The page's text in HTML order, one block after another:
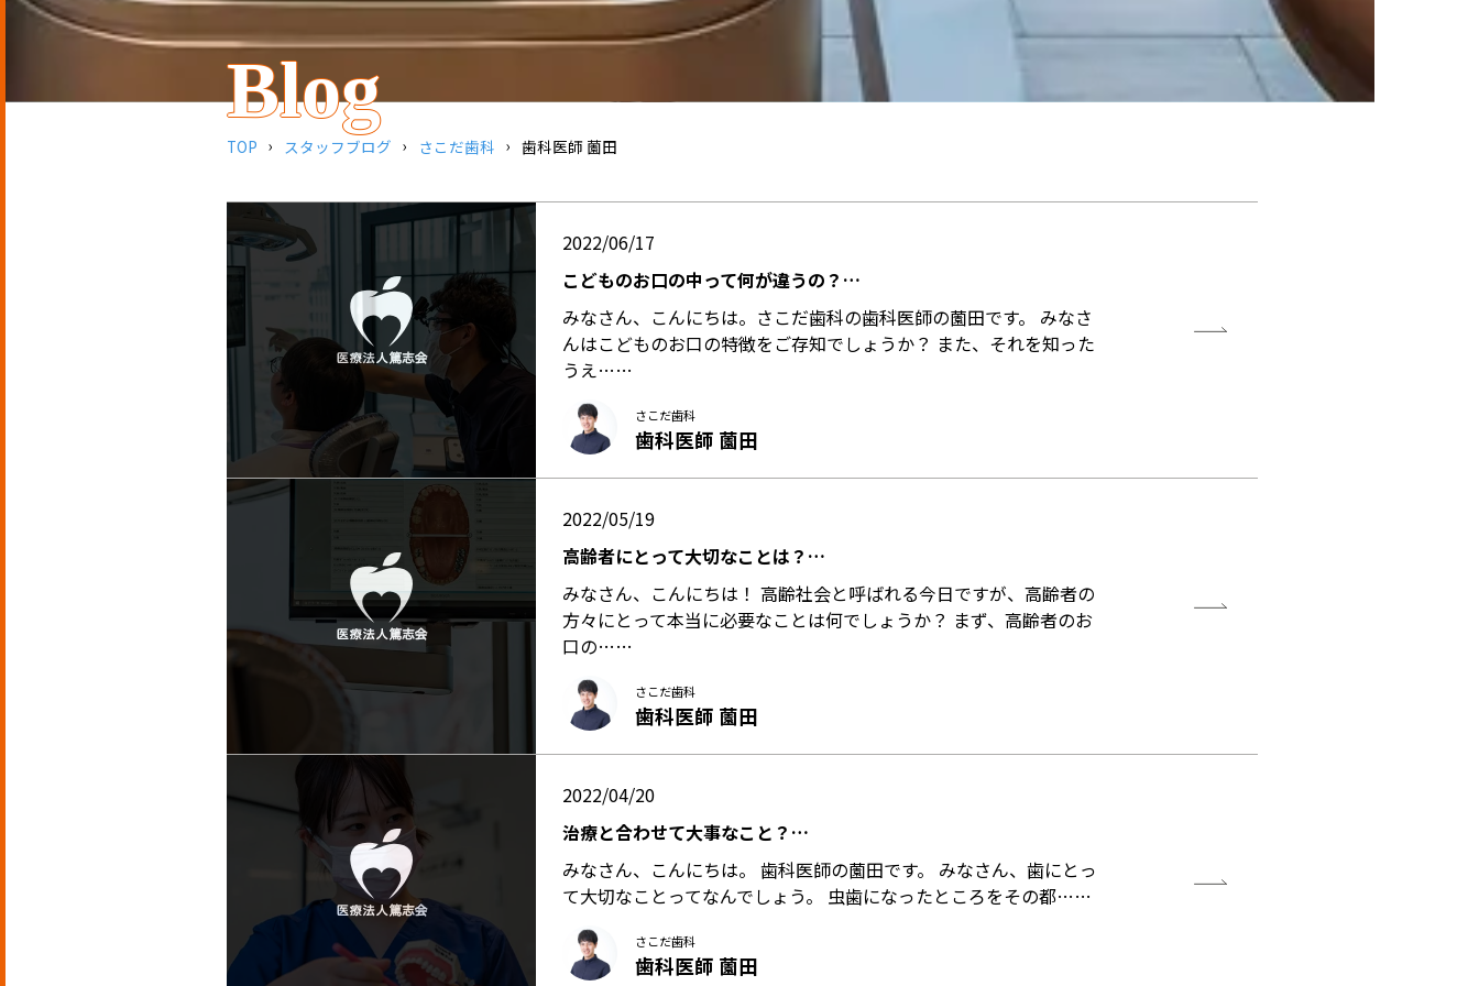
Blog
TOP スタッフブログ さこだ歯科 歯科医師 薗田
2022/06/17
こどものお口の中って何が違うの？…
みなさん、こんにちは。さこだ歯科の歯科医師の薗田です。 みなさ
んはこどものお口の特徴をご存知でしょうか？ また、それを知った
うえ……
さこだ歯科
歯科医師 薗田
2022/05/19
高齢者にとって大切なことは？…
みなさん、こんにちは！ 高齢社会と呼ばれる今日ですが、高齢者の
方々にとって本当に必要なことは何でしょうか？ まず、高齢者のお
口の……
さこだ歯科
歯科医師 薗田
2022/04/20
治療と合わせて大事なこと？…
みなさん、こんにちは。 歯科医師の薗田です。 みなさん、歯にとっ
て大切なことってなんでしょう。 虫歯になったところをその都……
さこだ歯科
歯科医師 薗田